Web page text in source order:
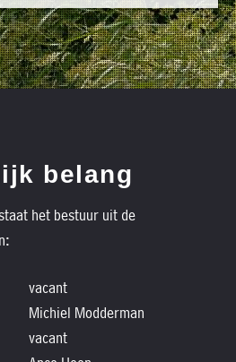
belang
het bestuur uit de
vacant
Michiel Modderman
vacant